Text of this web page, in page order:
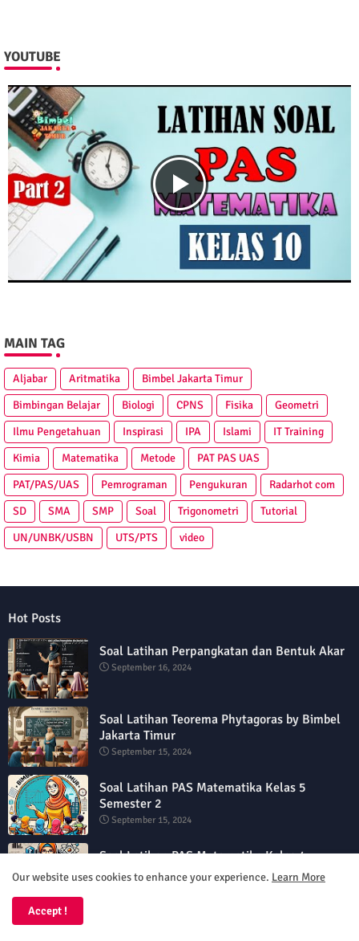
YOUTUBE
MAIN TAG
Aljabar Aritmatika
Bimbel Jakarta Timur
Bimbingan Belajar
Biologi CPNS Fisika
Geometri
Ilmu Pengetahuan
Inspirasi IPA Islami
IT Training
Kimia
Matematika Metode
PAT PAS UAS
PAT/PAS/UAS
Pemrograman Pengukuran
Radarhot com
SD
SMA SMP Soal Trigonometri
Tutorial
UN/UNBK/USBN
UTS/PTS video
Hot Posts
Soal Latihan Perpangkatan dan Bentuk Akar
September 16, 2024
Soal Latihan Teorema Phytagoras by Bimbel
Jakarta Timur
September 15, 2024
Soal Latihan PAS Matematika Kelas 5
Semester 2
September 15, 2024
Soal Latihan PAS Matematika Kelas 4
Semester 2
Our website uses cookies to enhance your experience. Learn More
Accept !